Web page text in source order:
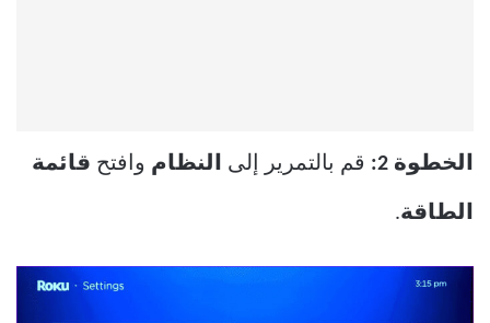
الخطوة 2: قم بالتمرير إلى النظام وافتح قائمة
الطاقة.